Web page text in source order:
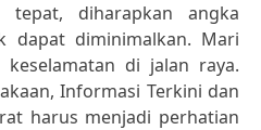
diharapkan angka
dapat diminimalkan. Mari
keselamatan di jalan raya.
Informasi Terkini dan
harus menjadi perhatian